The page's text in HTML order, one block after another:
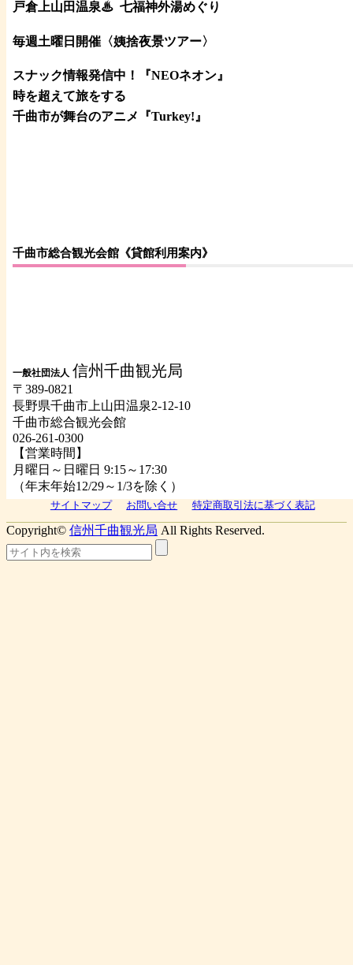
戸倉上山田温泉♨ 七福神外湯めぐり
毎週土曜日開催〈姨捨夜景ツアー〉
スナック情報発信中！『NEOネオン』
時を超えて旅をする
千曲市が舞台のアニメ『Turkey!』
千曲市総合観光会館《貸館利用案内》
一般社団法人 信州千曲観光局
〒389-0821
長野県千曲市上山田温泉2-12-10
千曲市総合観光会館
026-261-0300
【営業時間】
月曜日～日曜日 9:15～17:30
（年末年始12/29～1/3を除く）
サイトマップ お問い合せ 特定商取引法に基づく表記
Copyright© 信州千曲観光局 All Rights Reserved.